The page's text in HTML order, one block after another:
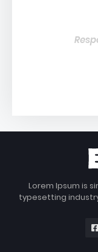
Lorem Ipsum is
typesetting